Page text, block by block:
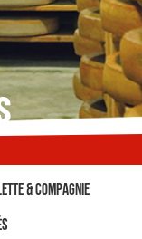
& Compagnie